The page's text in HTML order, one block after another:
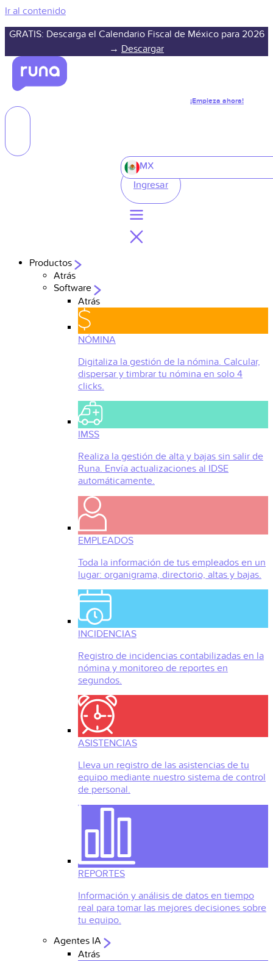
Ir al contenido
GRATIS: Descarga el Calendario Fiscal de México para 2026
→ Descargar
¡Empieza ahora!
MX
Ingresar
Productos
Atrás
Software
Atrás
NÓMINA
Digitaliza la gestión de la nómina. Calcular,
dispersar y timbrar tu nómina en solo 4
clicks.
IMSS
Realiza la gestión de alta y bajas sin salir de
Runa. Envía actualizaciones al IDSE
automáticamente.
EMPLEADOS
Toda la información de tus empleados en un
lugar: organigrama, directorio, altas y bajas.
INCIDENCIAS
Registro de incidencias contabilizadas en la
nómina y monitoreo de reportes en
segundos.
ASISTENCIAS
Lleva un registro de las asistencias de tu
equipo mediante nuestro sistema de control
de personal.
REPORTES
Información y análisis de datos en tiempo
real para tomar las mejores decisiones sobre
tu equipo.
Agentes IA
Atrás